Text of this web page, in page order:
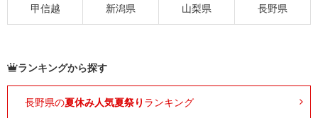
甲信越 新潟県 山梨県 長野県
ランキングから探す
長野県の夏休み人気夏祭り ランキング